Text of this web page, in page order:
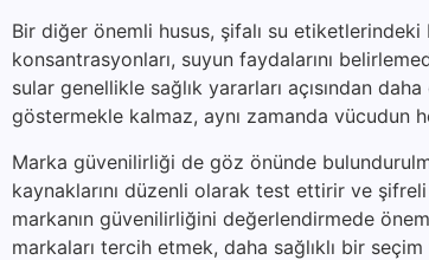
Bir diğer önemli husus, şifalı su
konsantrasyonları, suyun faydalarını
sular genellikle sağlık yararları açısından
göstermekle kalmaz, aynı zamanda vücudun
Marka güvenilirliği de göz önünde
kaynaklarını düzenli olarak test ettirir ve şifreli
markanın güvenilirliğini değerlendirmede
markaları tercih etmek, daha sağlıklı bir seçim